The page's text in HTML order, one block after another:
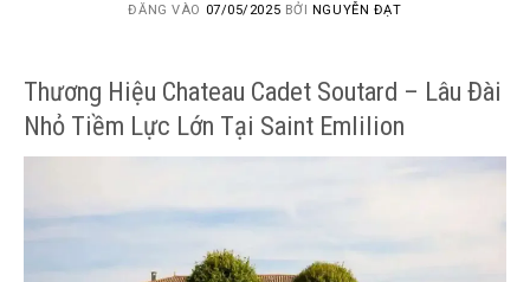
ĐĂNG VÀO 07/05/2025 BỞI NGUYỄN ĐẠT
Thương Hiệu Chateau Cadet Soutard – Lâu Đài
Nhỏ Tiềm Lực Lớn Tại Saint Emlilion